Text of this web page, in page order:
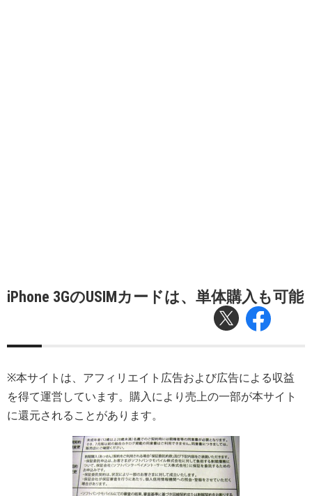
iPhone 3GのUSIMカードは、単体購入も可能
※本サイトは、アフィリエイト広告および広告による収益
を得て運営しています。購入により売上の一部が本サイト
に還元されることがあります。